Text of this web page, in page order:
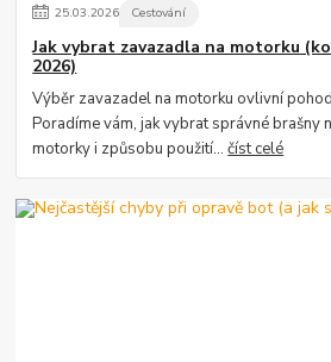
25.03.2026 Cestování
Jak vybrat zavazadla na motorku
2026)
Výběr zavazadel na motorku ovlivní
Poradíme vám, jak vybrat správné brašny
motorky i způsobu použití...číst celé